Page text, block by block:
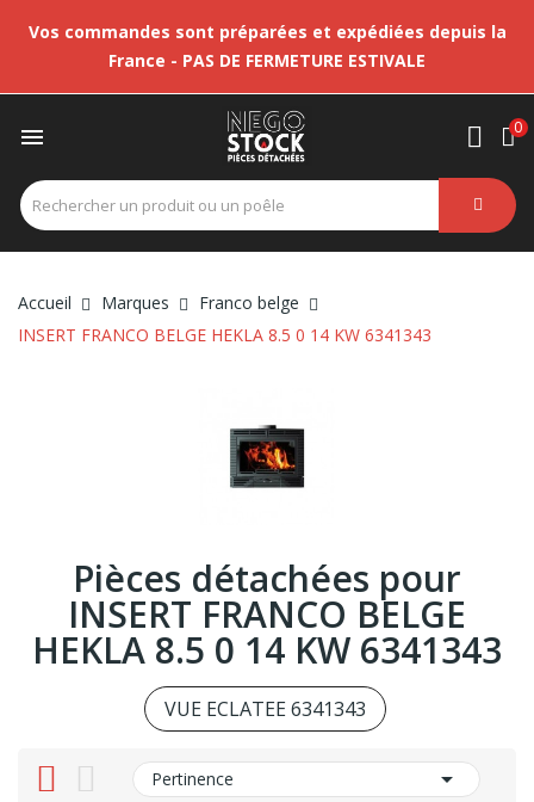
Vos commandes sont préparées et expédiées depuis la
France - PAS DE FERMETURE ESTIVALE
 0
Accueil Marques
Franco belge
INSERT FRANCO BELGE HEKLA 8.5 0 14 KW 6341343
Pièces détachées pour
INSERT FRANCO BELGE
HEKLA 8.5 0 14 KW 6341343
VUE ECLATEE 6341343
Pertinence 